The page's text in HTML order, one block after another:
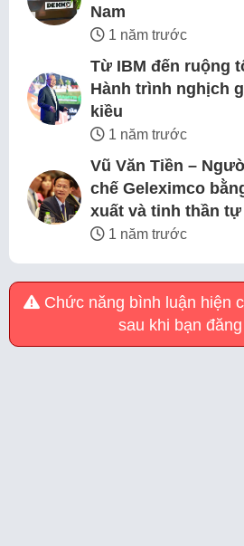
Nam
1 năm trước
Từ IBM đến ruộng
Hành trình nghịch
kiều
1 năm trước
Vũ Văn Tiền –
chế Geleximco
xuất và tinh thần
1 năm trước
Chức năng bình luận hiện
sau khi bạn